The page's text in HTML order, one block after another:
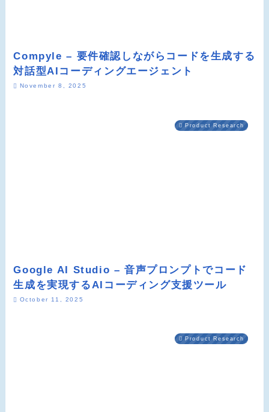
Compyle – 要件確認しながらコードを生成する
対話型AIコーディングエージェント
November 8, 2025
Product Research
Google AI Studio – 音声プロンプトでコード
生成を実現するAIコーディング支援ツール
October 11, 2025
Product Research